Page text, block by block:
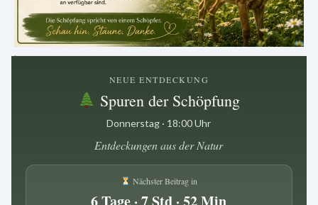
.
NEUE ENTDECKUNG
Spuren der Schöpfung
Donnerstag · 18:00 Uhr
Entdeckungen aus der Natur
Nächster Beitrag in